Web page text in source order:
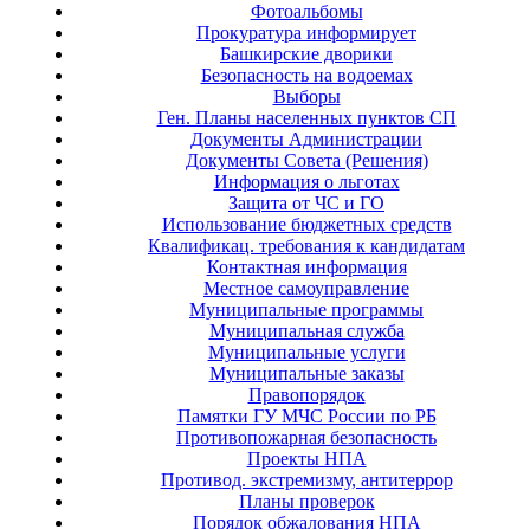
Фотоальбомы
Прокуратура информирует
Башкирские дворики
Безопасность на водоемах
Выборы
Ген. Планы населенных пунктов СП
Документы Администрации
Документы Совета (Решения)
Информация о льготах
Защита от ЧС и ГО
Использование бюджетных средств
Квалификац. требования к кандидатам
Контактная информация
Местное самоуправление
Муниципальные программы
Муниципальная служба
Муниципальные услуги
Муниципальные заказы
Правопорядок
Памятки ГУ МЧС России по РБ
Противопожарная безопасность
Проекты НПА
Противод. экстремизму, антитеррор
Планы проверок
Порядок обжалования НПА